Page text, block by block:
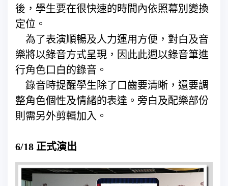
後，學生要在很快速的時間內依照幕別變換
定位。
為了表演順暢及人力運用方便，對白及音
樂將以錄音方式呈現，因此此週以錄音筆進
行角色口白的錄音。
錄音時提醒學生除了口齒要清晰，還要調
整角色個性及情緒的表達。旁白及配樂部份
則需另外剪輯加入。
6/18 正式演出